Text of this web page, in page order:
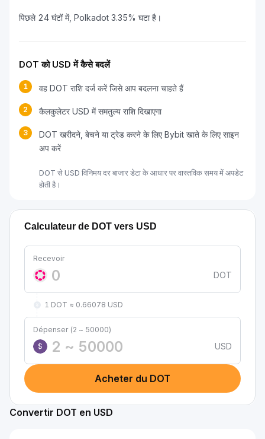
पिछले 24 घंटों में, Polkadot 3.35% घटा है।
DOT को USD में कैसे बदलें
1 वह DOT राशि दर्ज करें जिसे आप बदलना चाहते हैं
2 कैलकुलेटर USD में समतुल्य राशि दिखाएगा
3
DOT खरीदने, बेचने या ट्रेड करने के लिए Bybit खाते के लिए साइन
अप करें
DOT से USD विनिमय दर बाजार डेटा के आधार पर वास्तविक समय में अपडेट
होती है।
Calculateur de DOT vers USD
Recevoir
DOT
1 DOT ≈ 0.66078 USD
Dépenser (2 ~ 50000)
$
USD
Acheter du DOT
Convertir DOT en USD